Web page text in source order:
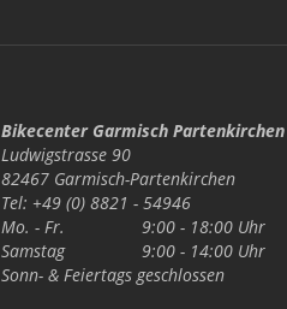
Bikecenter Garmisch Partenkirchen
Ludwigstrasse 90
82467 Garmisch-Partenkirchen
Tel: +49 (0) 8821 - 54946
Mo. - Fr.
9:00 - 18:00 Uhr
Samstag
9:00 - 14:00 Uhr
Sonn- & Feiertagsgeschlossen